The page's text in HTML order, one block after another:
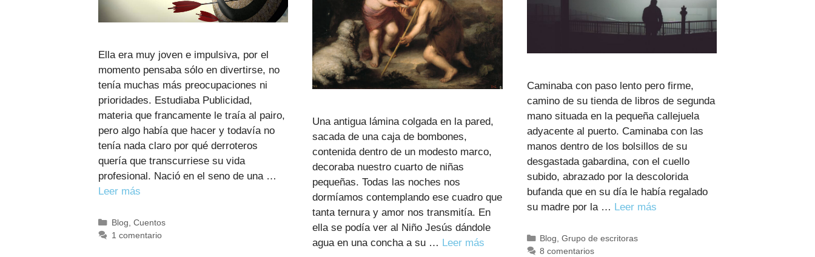
Ella era muy joven e impulsiva, por el
momento pensaba sólo en divertirse, no
tenía muchas más preocupaciones ni
prioridades. Estudiaba Publicidad,
materia que francamente le traía al pairo,
pero algo había que hacer y todavía no
tenía nada claro por qué derroteros
quería que transcurriese su vida
profesional. Nació en el seno de una …
Leer más
Categorías
Blog Cuentos
1 comentario
Una antigua lámina colgada en la pared,
sacada de una caja de bombones,
contenida dentro de un modesto marco,
decoraba nuestro cuarto de niñas
pequeñas. Todas las noches nos
dormíamos contemplando ese cuadro que
tanta ternura y amor nos transmitía. En
ella se podía ver al Niño Jesús dándole
agua en una concha a su … Leer más
Caminaba con paso lento pero firme,
camino de su tienda de libros de segunda
mano situada en la pequeña callejuela
adyacente al puerto. Caminaba con las
manos dentro de los bolsillos de su
desgastada gabardina, con el cuello
subido, abrazado por la descolorida
bufanda que en su día le había regalado
su madre por la … Leer más
Categorías
Blog,Grupo de escritoras
8 comentarios